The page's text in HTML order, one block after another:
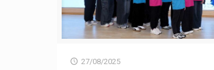
27/08/2025